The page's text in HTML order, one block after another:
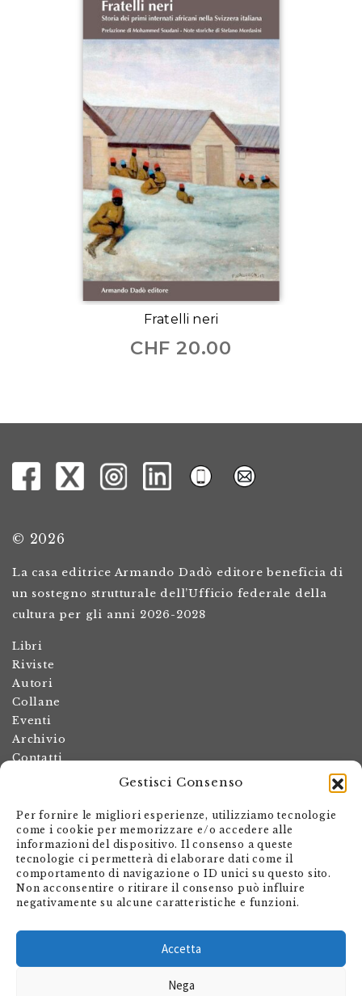
Gestisci Consenso
Per fornire le migliori esperienze, utilizziamo tecnologie
come i cookie per memorizzare e/o accedere alle
informazioni del dispositivo. Il consenso a queste
tecnologie ci permetterà di elaborare dati come il
comportamento di navigazione o ID unici su questo sito.
Non acconsentire o ritirare il consenso può influire
negativamente su alcune caratteristiche e funzioni.
Accetta
Nega
Fratelli neri
CHF 20.00
© 2026
La casa editrice Armando Dadò editore beneficia di
un sostegno strutturale dell’Ufficio federale della
cultura per gli anni 2026-2028
Libri
Riviste
Autori
Collane
Eventi
Archivio
Contatti
Termini e condizioni
Spese di spedizione
Politica dei resi
Informativa sulla privacy
Il mio account
Carrello
Via Giovanni Antonio Orelli 29
Casella postale 563